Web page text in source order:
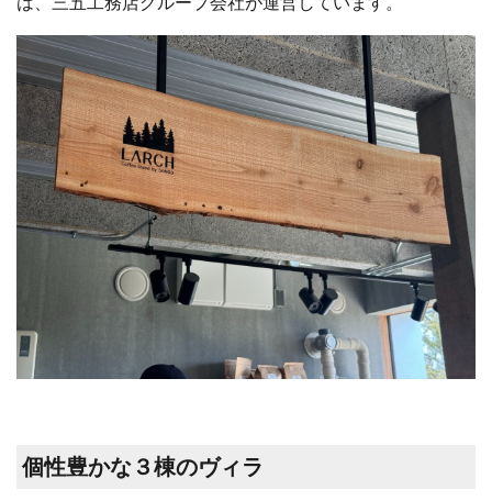
個性豊かな３棟のヴィラ